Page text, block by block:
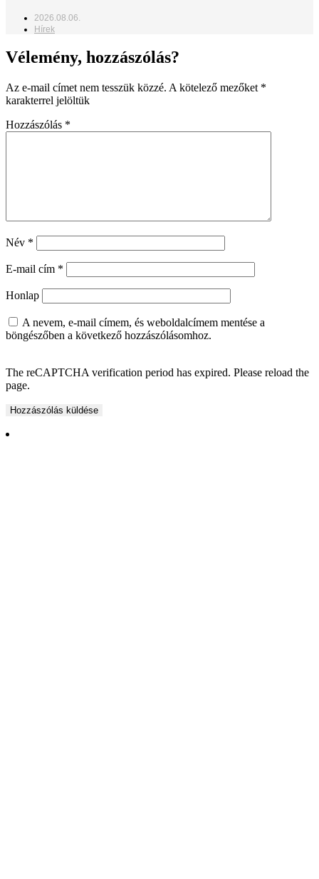
2026.08.06.
Hírek
Vélemény, hozzászólás?
Az e-mail címet nem tesszük közzé. A kötelező mezőket *
karakterrel jelöltük
Hozzászólás *
Név *
E-mail cím *
Honlap
A nevem, e-mail címem, és weboldalcímem mentése a
böngészőben a következő hozzászólásomhoz.
The reCAPTCHA verification period has expired. Please reload the
page.